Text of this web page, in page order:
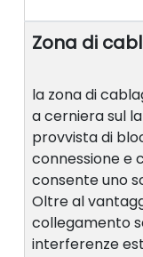
Zona di
la zona di
a cerniera sul
provvista di
connessione e
consente uno
Oltre al
collegamento
interferenze